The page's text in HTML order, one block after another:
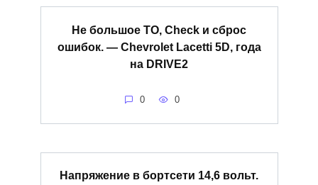
Не большое ТО, Check и сброс
ошибок. — Chevrolet Lacetti 5D, года
на DRIVE2
0 0
Напряжение в бортсети 14,6 вольт.